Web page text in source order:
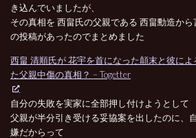
き込んでいましたが、
その真相を 西畠氏の父親である 西畠勳造か
の投稿があったのでまとめました
西畠 清順氏が 花宇を首になった顛末と彼に
た父親中傷の真相？ – Togetter
自分の失敗を実家に全部押し付けようとして
父親が半分引き受ける妥協案を出したのに、
嫌だからって